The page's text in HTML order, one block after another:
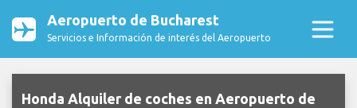
Aeropuerto de Bucharest
Servicios e Información de interés del Aeropuerto
Honda Alquiler de coches en Aeropuerto de